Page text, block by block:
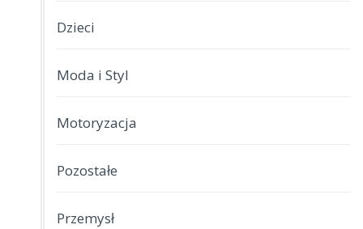
Dzieci
Moda i Styl
Motoryzacja
Pozostałe
Przemysł